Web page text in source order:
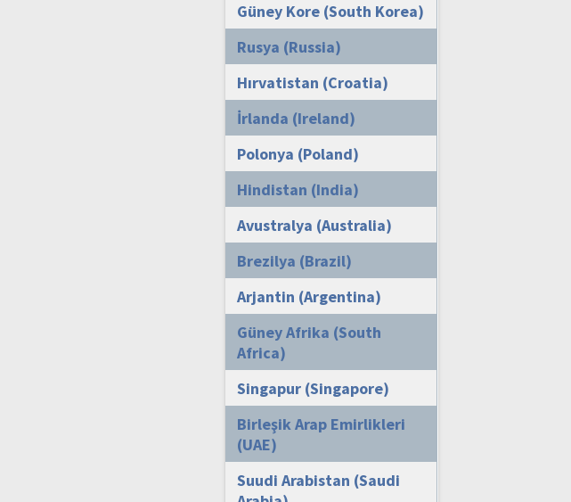
Güney Kore (South Korea)
Rusya (Russia)
Hırvatistan (Croatia)
İrlanda (Ireland)
Polonya (Poland)
Hindistan (India)
Avustralya (Australia)
Brezilya (Brazil)
Arjantin (Argentina)
Güney Afrika (South
Africa)
Singapur (Singapore)
Birleşik Arap Emirlikleri
(UAE)
Suudi Arabistan (Saudi